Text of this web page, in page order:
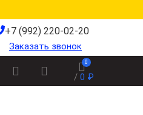
+7 (992) 220-02-20
Заказать звонок
0
/ 0 ₽